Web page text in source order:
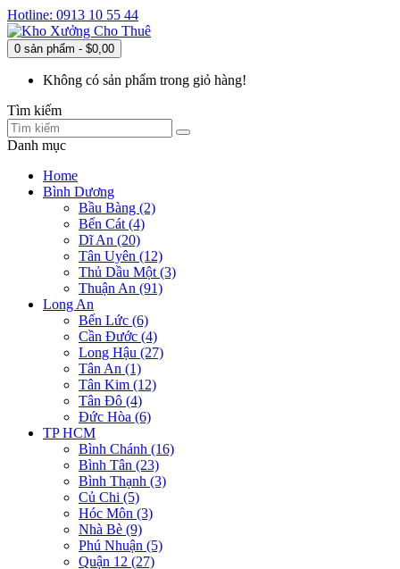
Hotline: 0913 10 55 44
0 sản phẩm - $0,00
Không có sản phẩm trong giỏ hàng!
Tìm kiếm
Danh mục
Home
Bình Dương
Bầu Bàng (2)
Bến Cát (4)
Dĩ An (20)
Tân Uyên (12)
Thủ Dầu Một (3)
Thuận An (91)
Long An
Bến Lức (6)
Cần Đước (4)
Long Hậu (27)
Tân An (1)
Tân Kim (12)
Tân Đô (4)
Đức Hòa (6)
TP HCM
Bình Chánh (16)
Bình Tân (23)
Bình Thạnh (3)
Củ Chi (5)
Hóc Môn (3)
Nhà Bè (9)
Phú Nhuận (5)
Quận 12 (27)